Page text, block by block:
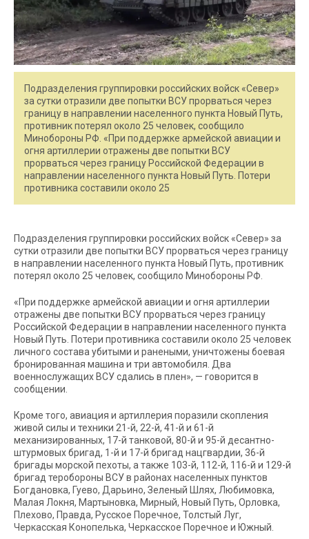
Подразделения группировки российских войск «Север»
за сутки отразили две попытки ВСУ прорваться через
границу в направлении населенного пункта Новый Путь,
противник потерял около 25 человек, сообщило
Минобороны РФ. «При поддержке армейской авиации и
огня артиллерии отражены две попытки ВСУ
прорваться через границу Российской Федерации в
направлении населенного пункта Новый Путь. Потери
противника составили около 25
Подразделения группировки российских войск «Север» за
сутки отразили две попытки ВСУ прорваться через границу
в направлении населенного пункта Новый Путь, противник
потерял около 25 человек, сообщило Минобороны РФ.
«При поддержке армейской авиации и огня артиллерии
отражены две попытки ВСУ прорваться через границу
Российской Федерации в направлении населенного пункта
Новый Путь. Потери противника составили около 25 человек
личного состава убитыми и ранеными, уничтожены боевая
бронированная машина и три автомобиля. Два
военнослужащих ВСУ сдались в плен», — говорится в
сообщении.
Кроме того, авиация и артиллерия поразили скопления
живой силы и техники 21-й, 22-й, 41-й и 61-й
механизированных, 17-й танковой, 80-й и 95-й десантно-
штурмовых бригад, 1-й и 17-й бригад нацгвардии, 36-й
бригады морской пехоты, а также 103-й, 112-й, 116-й и 129-й
бригад теробороны ВСУ в районах населенных пунктов
Богдановка, Гуево, Дарьино, Зеленый Шлях, Любимовка,
Малая Локня, Мартыновка, Мирный, Новый Путь, Орловка,
Плехово, Правда, Русское Поречное, Толстый Луг,
Черкасская Конопелька, Черкасское Поречное и Южный.